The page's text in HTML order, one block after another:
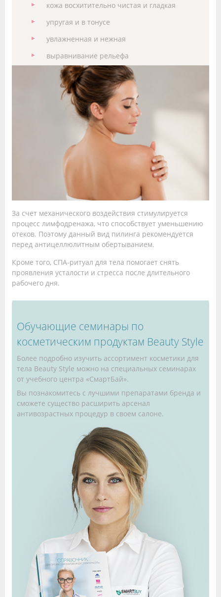
кожа восхитительно чистая и гладкая
упругая и в тонусе
увлажненная и нежная
выравнивание рельефа
За счет механического воздействия стимулируется
процесс лимфодренажа, что способствует уменьшению
отеков. Поэтому данный вид пилинга рекомендуется
перед антицеллюлитным обертыванием.
Кроме того, СПА-ритуал для тела помогает снять
проявления усталости и стресса после длительного
рабочего дня.
Обучающие семинары по
косметическим продуктам Beauty Style
Более подробно изучить ассортимент косметики для
тела Beauty Style можно на специальных семинарах
от учебного центра «СмартБай».
Вы познакомитесь с лучшими препаратами бренда и
сможете существо расширить арсенал
антивозрастных процедур в своем салоне.